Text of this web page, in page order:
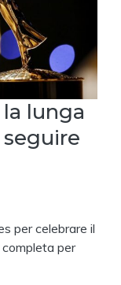
lunga
per celebrare il
per